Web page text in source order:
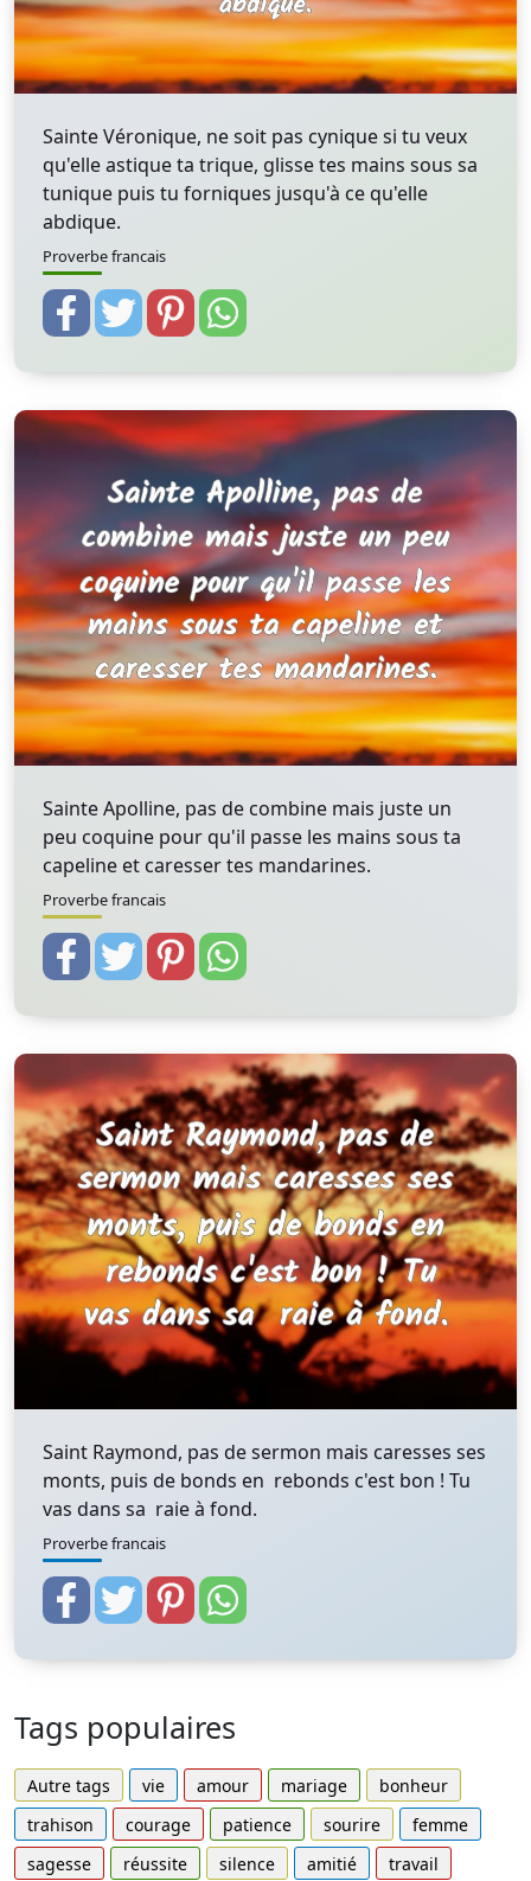
Sainte Véronique, ne soit pas cynique si tu veux
qu'elle astique ta trique, glisse tes mains sous sa
tunique puis tu forniques jusqu'à ce qu'elle
abdique.
Proverbe francais
Sainte Apolline, pas de combine mais juste un
peu coquine pour qu'il passe les mains sous ta
capeline et caresser tes mandarines.
Proverbe francais
Saint Raymond, pas de sermon mais caresses ses
monts, puis de bonds en rebonds c'est bon ! Tu
vas dans sa raie à fond.
Proverbe francais
Tags populaires
Autre tags vie amour mariage
bonheur
trahison
courage patience sourire
femme
sagesse
réussite silence amitié
travail